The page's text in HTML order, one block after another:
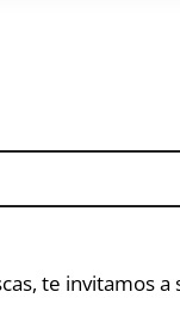
te invitamos